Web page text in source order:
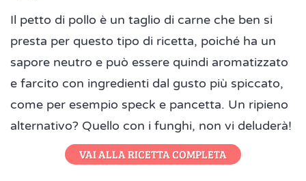
Il petto di pollo è un taglio di carne che ben si
presta per questo tipo di ricetta, poiché ha un
sapore neutro e può essere quindi aromatizzato
e farcito con ingredienti dal gusto più spiccato,
come per esempio speck e pancetta. Un ripieno
alternativo? Quello con i funghi, non vi deluderà!
VAI ALLA RICETTA COMPLETA